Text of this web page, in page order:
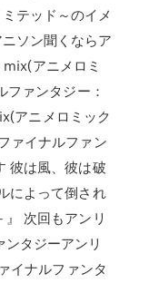
テッド～のイメ
ソン聞くならア
アニメロミ
ファンタジー：
アニメロミック
ァイナルファン
彼は風、彼は破
によって倒され
次回もアンリ
タジーアンリ
イナルファンタ